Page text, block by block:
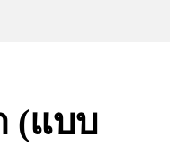
(แบบ